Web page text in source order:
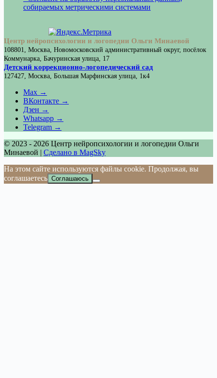
собираемых метрическими системами
Центр нейропсихологии и логопедии Ольги Минаевой
108801, Москва, Новомосковский административный округ, посёлок
Коммунарка, Бачуринская улица, 17
Детский коррекционно-логопедический сад
127427, Москва, Большая Марфинская улица, 1к4
Max →
ВКонтакте →
Дзен →
Whatsapp →
Telegram →
© 2023 - 2026 Центр нейропсихологии и логопедии Ольги
Минаевой | Сделано в MagSky
На этом сайте используются файлы cookie. Продолжая, вы
соглашаетесь Соглашаюсь